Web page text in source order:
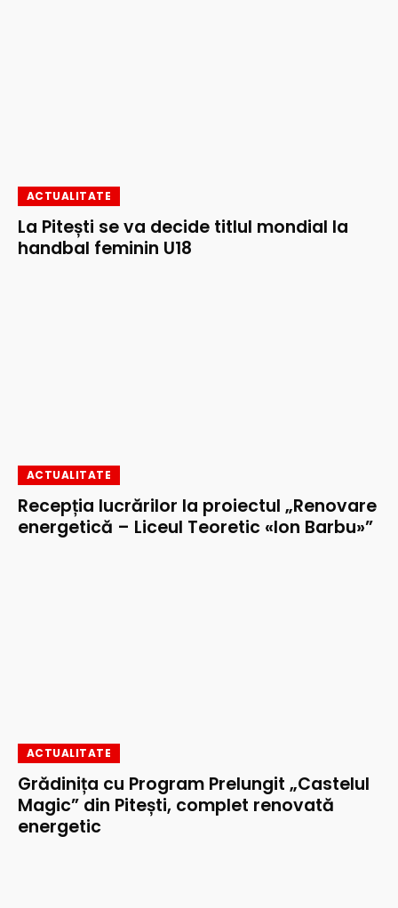
ACTUALITATE
La Pitești se va decide titlul mondial la
handbal feminin U18
ACTUALITATE
Recepția lucrărilor la proiectul „Renovare
energetică – Liceul Teoretic «Ion Barbu»”
ACTUALITATE
Grădinița cu Program Prelungit „Castelul
Magic” din Pitești, complet renovată
energetic